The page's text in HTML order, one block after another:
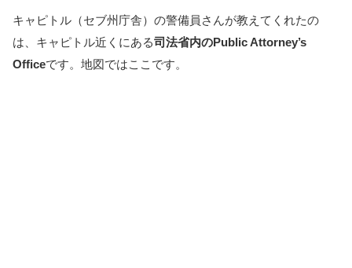
キャピトル（セブ州庁舎）の警備員さんが教えてくれたの
は、キャピトル近くにある司法省内のPublic Attorney’s
Officeです。地図ではここです。